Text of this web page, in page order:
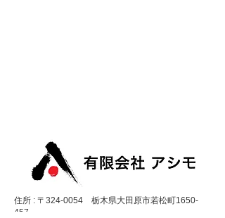
住所 : 〒324-0054 栃木県大田原市若松町1650-
457